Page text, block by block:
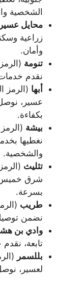
الشخصية
محايل عسير
زراعية
وأمان.
تنومة
نقدم
أبها
عسير، نوصل
بكفاءة.
بيشة
نغطيها
والشخصية.
تثليث
شرق خميس
بسرعة.
طريب
نضمن
وادي بن
تابعة،
بللسمر
لعسير،